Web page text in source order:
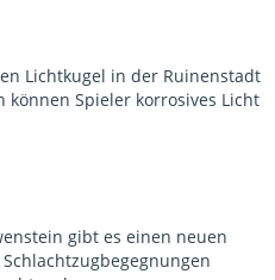
Lichtkugel in der Ruinenstadt
Spieler korrosives Licht
gibt es einen neuen